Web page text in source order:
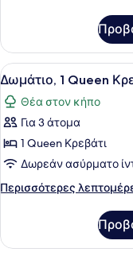
Κρεβάτια,
Θέα
στο
Ποτάμι
Δωμάτιο
(Double),
2
Queen
Κρεβάτια,
Θέα
Ποτάμι
Προβολή
όλων
των
φωτογραφιών
για
Δωμάτιο,
1
Queen
Θέα
6
Δωμάτιο, 1 Queen
Θέα στον κήπο
Για 3 άτομα
1 Queen Κρεβάτι
Δωρεάν ασύρματο
Περισσότερες
Περισσότερες
1